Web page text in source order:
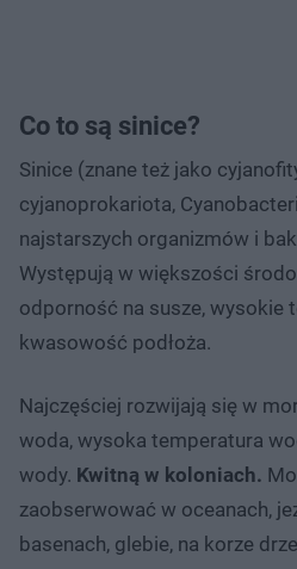
Co to są sinice?
Sinice (znane też jako
cyjanoprokariota,
najstarszych organizmów i
Występują w większości
odporność na susze, wysokie
kwasowość podłoża.
Najczęściej rozwijają się w
woda, wysoka temperatura
wody. Kwitną w koloniach.
zaobserwować w oceanach,
basenach, glebie, na korze